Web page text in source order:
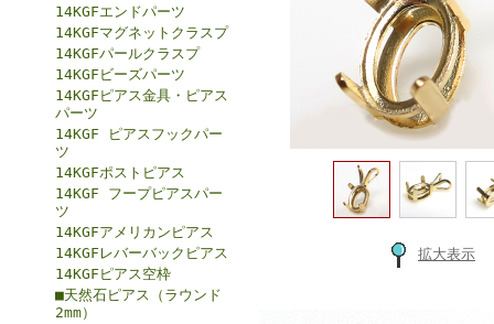
14KGFエンドパーツ
14KGFマグネットクラスプ
14KGFパールクラスプ
14KGFビーズパーツ
14KGFピアス金具・ピアス
パーツ
14KGF ピアスフックパー
ツ
14KGFポストピアス
14KGF フープピアスパー
ツ
14KGFアメリカンピアス
14KGFレバーバックピアス
14KGFピアス空枠
■天然石ピアス（ラウンド
2mm）
拡大表示